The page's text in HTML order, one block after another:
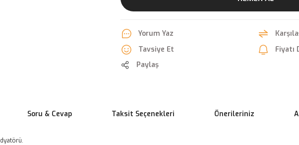
Yorum Yaz
Tavsiye Et
Fiyatı
Paylaş
Soru & Cevap Taksit Seçenekleri Önerileriniz